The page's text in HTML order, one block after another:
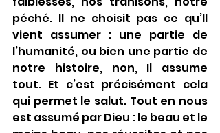
péché. Il ne choisit pas ce qu’Il
vient assumer : une partie de
l’humanité, ou bien une partie de
notre histoire, non, Il assume
tout. Et c’est précisément cela
qui permet le salut. Tout en nous
est assumé par Dieu : le beau et le